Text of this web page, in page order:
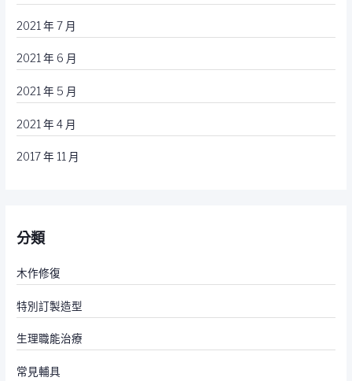
2021 年 7 月
2021 年 6 月
2021 年 5 月
2021 年 4 月
2017 年 11 月
分類
木作修復
特別訂製造型
生理職能治療
常見輔具